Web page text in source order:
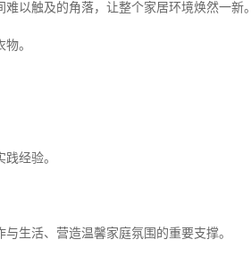
以触及的角落，让整个家居环境焕然一新。
。
经验。
生活、营造温馨家庭氛围的重要支撑。